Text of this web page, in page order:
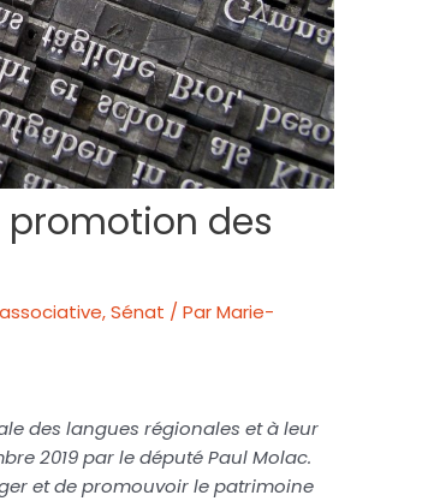
promotion des
,Sénat / ParMarie-
des langues régionales et à leur
2019 par le député Paul Molac.
et de promouvoir le patrimoine